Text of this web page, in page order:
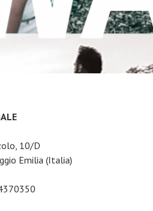
10/D
Emilia (Italia)